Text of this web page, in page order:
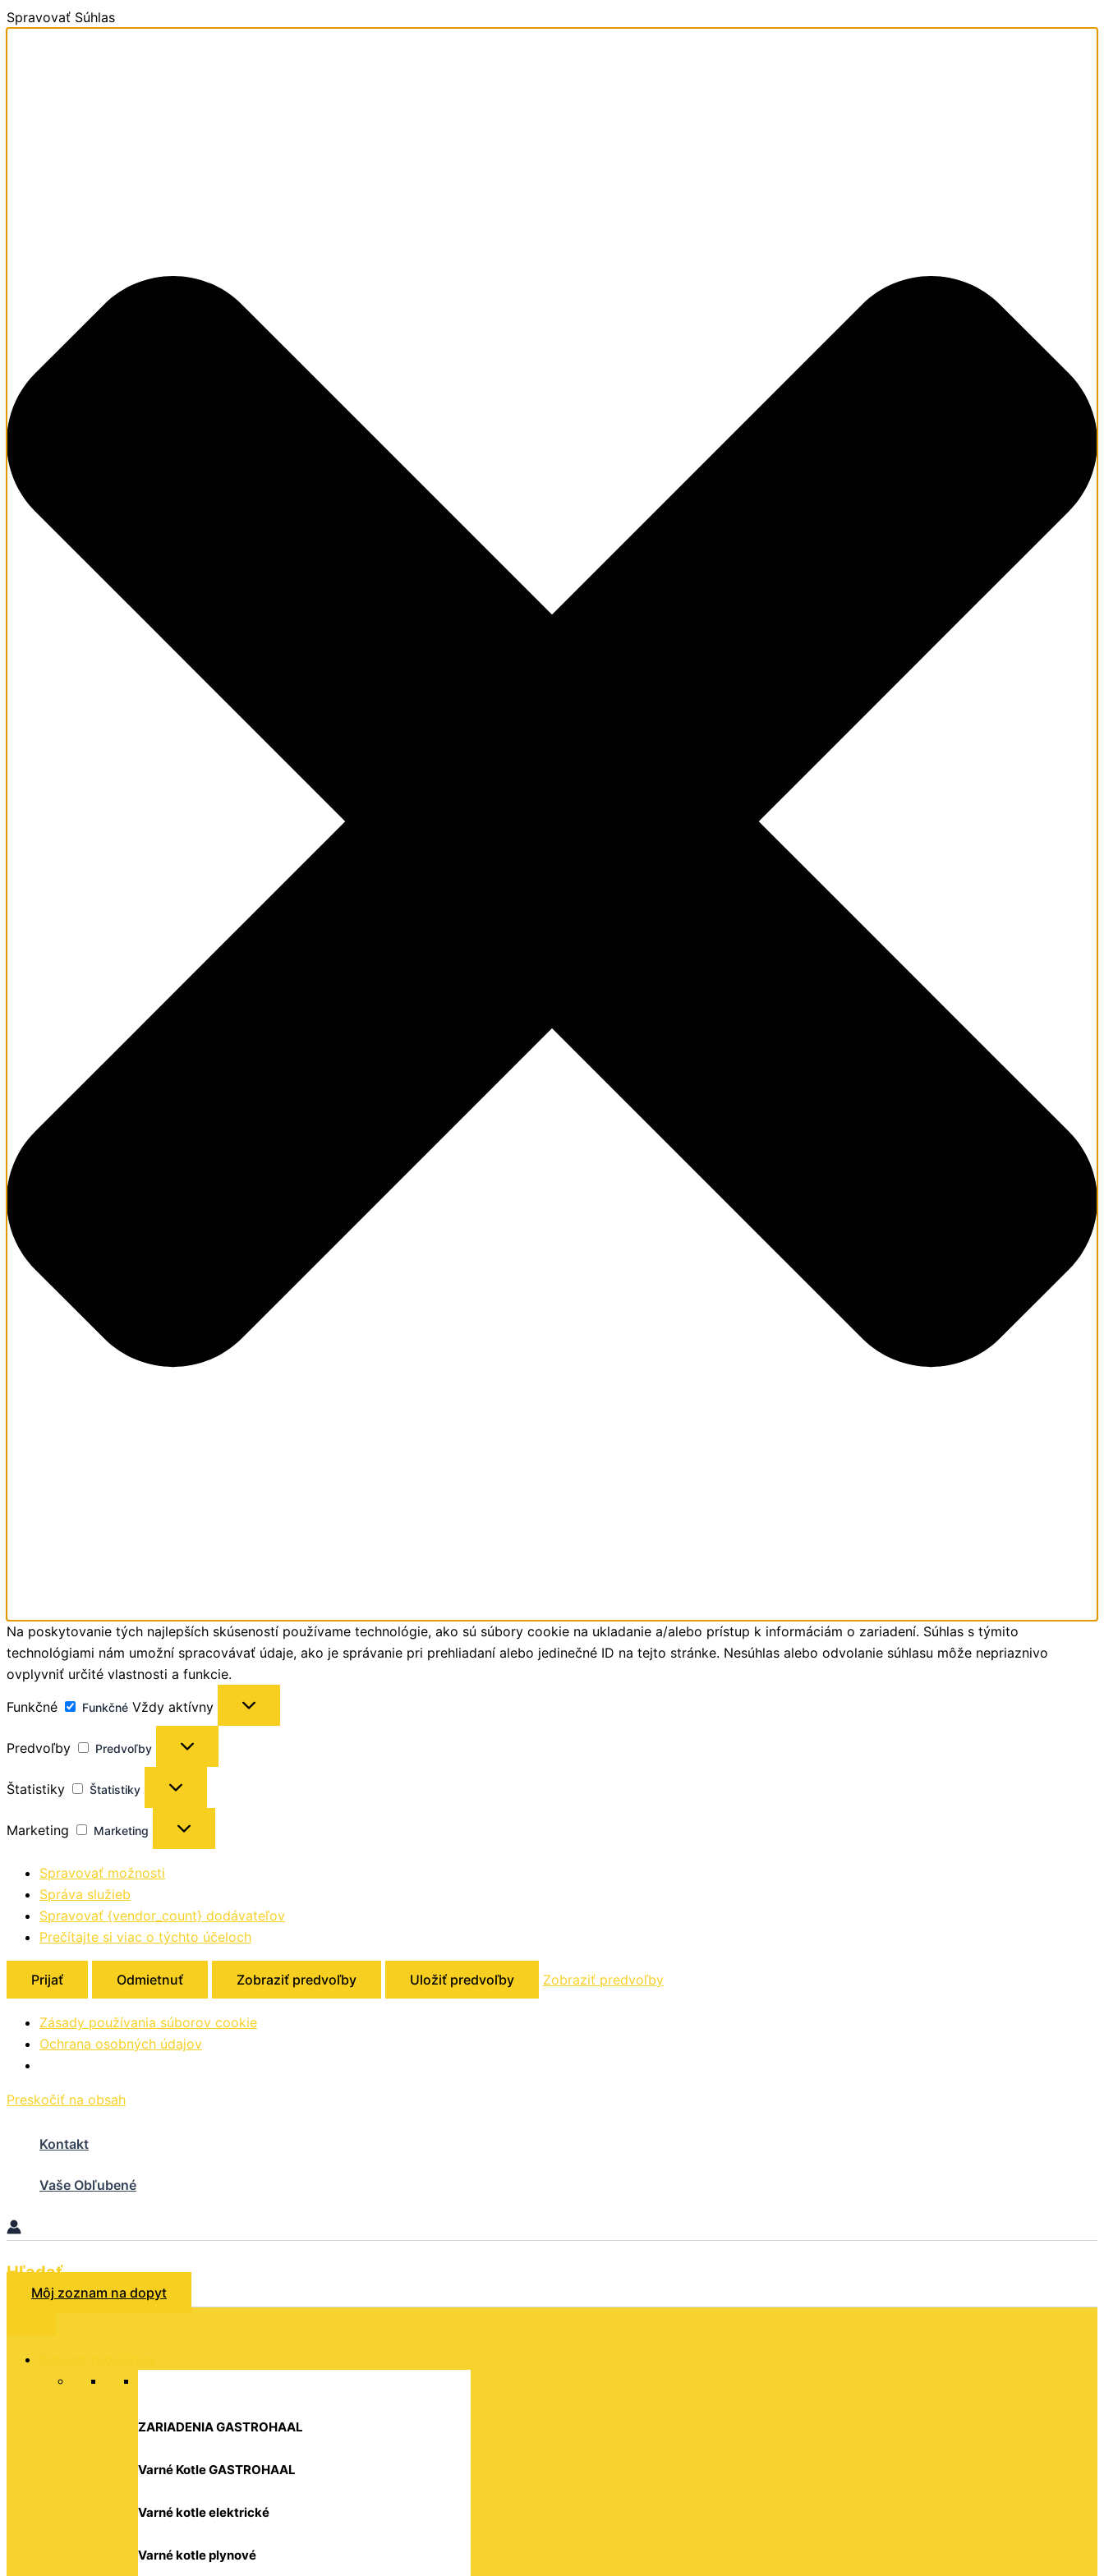
Spravovať Súhlas
Na poskytovanie tých najlepších skúseností používame technológie, ako sú súbory cookie na ukladanie a/alebo prístup k informáciám o zariadení. Súhlas s týmito
technológiami nám umožní spracovávať údaje, ako je správanie pri prehliadaní alebo jedinečné ID na tejto stránke. Nesúhlas alebo odvolanie súhlasu môže nepriaznivo
ovplyvniť určité vlastnosti a funkcie.
Funkčné
Funkčné Vždy aktívny
Predvoľby Predvoľby
Štatistiky Štatistiky
Marketing Marketing
Spravovať možnosti
Správa služieb
Spravovať {vendor_count} dodávateľov
Prečítajte si viac o týchto účeloch
Prijať Odmietnuť Zobraziť predvoľby Uložiť predvoľby Zobraziť predvoľby
Zásady používania súborov cookie
Ochrana osobných údajov
Preskočiť na obsah
Kontakt
Vaše Obľubené
Hľadať
Môj zoznam na dopyt
ZARIADENIA GASTROHAAL
Varné Kotle GASTROHAAL
Varné kotle elektrické
Varné kotle plynové